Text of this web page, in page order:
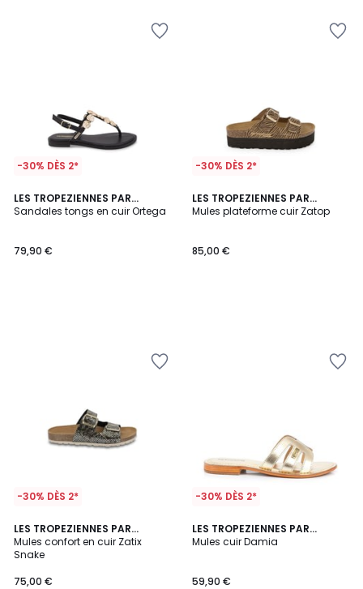
-30% DÈS 2*
LES TROPEZIENNES PAR
M.BELARBI
Sandales tongs en cuir Ortega
79,90 €
-30% DÈS 2*
LES TROPEZIENNES PAR
M.BELARBI
Mules plateforme cuir Zatop
85,00 €
-30% DÈS 2*
LES TROPEZIENNES PAR
M.BELARBI
Mules confort en cuir Zatix
Snake
75,00 €
-30% DÈS 2*
LES TROPEZIENNES PAR
M.BELARBI
Mules cuir Damia
59,90 €
4,5
/ 5